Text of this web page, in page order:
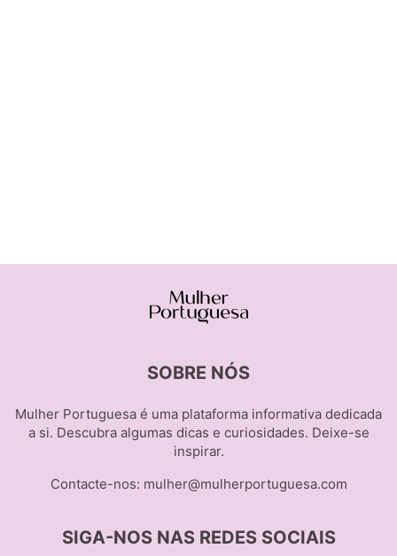
SOBRE NÓS
Mulher Portuguesa é uma plataforma informativa dedicada
a si. Descubra algumas dicas e curiosidades. Deixe-se
inspirar.
Contacte-nos: mulher@mulherportuguesa.com
SIGA-NOS NAS REDES SOCIAIS